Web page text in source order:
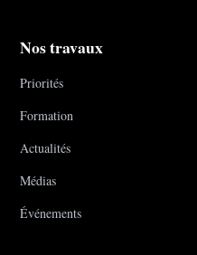
Nos travaux
Priorités
Formation
Actualités
Médias
Événements